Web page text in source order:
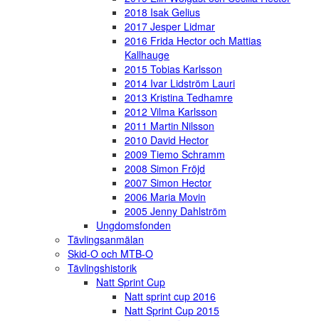
2018 Isak Gelius
2017 Jesper Lidmar
2016 Frida Hector och Mattias
Kallhauge
2015 Tobias Karlsson
2014 Ivar Lidström Lauri
2013 Kristina Tedhamre
2012 Vilma Karlsson
2011 Martin Nilsson
2010 David Hector
2009 Tiemo Schramm
2008 Simon Fröjd
2007 Simon Hector
2006 Maria Movin
2005 Jenny Dahlström
Ungdomsfonden
Tävlingsanmälan
Skid-O och MTB-O
Tävlingshistorik
Natt Sprint Cup
Natt sprint cup 2016
Natt Sprint Cup 2015